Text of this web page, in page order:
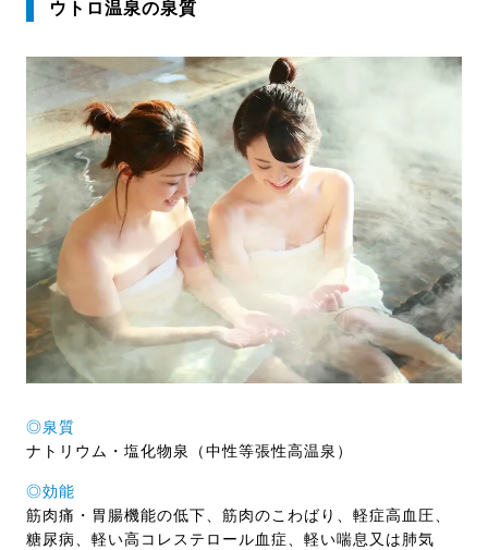
ウトロ温泉の泉質
◎泉質
ナトリウム・塩化物泉（中性等張性高温泉）
◎効能
筋肉痛・胃腸機能の低下、筋肉のこわばり、軽症高血圧、
糖尿病、軽い高コレステロール血症、軽い喘息又は肺気